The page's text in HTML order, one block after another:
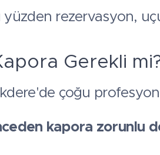
yüzden rezervasyon,
Gerekli
çoğu
kapora zorunlu